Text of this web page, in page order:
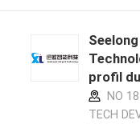
profil
NO
TECH